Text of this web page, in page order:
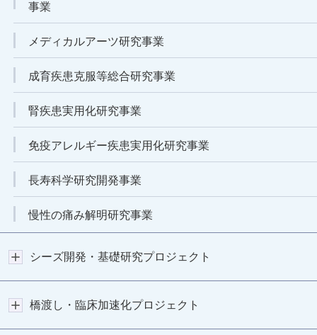
事業
メディカルアーツ研究事業
成育疾患克服等総合研究事業
腎疾患実用化研究事業
免疫アレルギー疾患実用化研究事業
長寿科学研究開発事業
慢性の痛み解明研究事業
シーズ開発・基礎研究プロジェクト
橋渡し・臨床加速化プロジェクト